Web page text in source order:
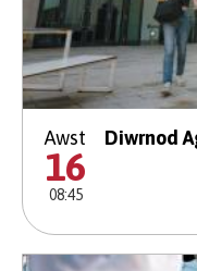
Awst
16
08:45
Diwrnod